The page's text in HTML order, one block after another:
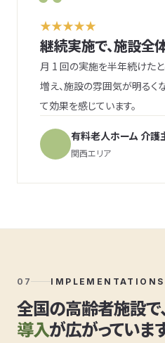
★★★★★
継続実施で、施設全
月 1 回の実施を半年続けた
増え、施設の雰囲気が明るく
て効果を感じています。
有料老人ホーム 介護
関西エリア
07 IMPLEMENTATIONS
全国の高齢者施設で
導入が広がっています